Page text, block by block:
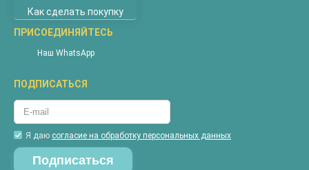
Джемперы
Жилеты
Комбинезоны
Майки
Пижамы
Футболки
Халаты
Оплата
Покупателям
Наши магазины
Акции
Контакты
Гарантия
Вопросы и ответы
Таблица размеров соответствия
Как сделать покупку
ПРИСОЕДИНЯЙТЕСЬ
Наш WhatsApp
ПОДПИСАТЬСЯ
Я даю согласие на обработку персональных данных